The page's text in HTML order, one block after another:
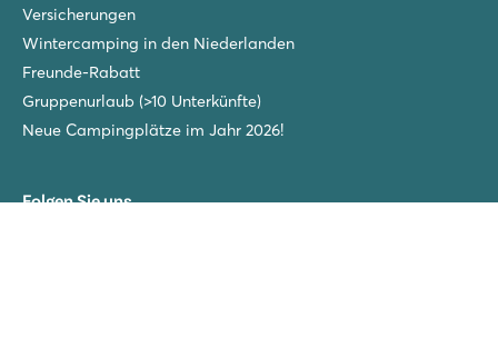
Versicherungen
Wintercamping in den Niederlanden
Freunde-Rabatt
Gruppenurlaub (>10 Unterkünfte)
Neue Campingplätze im Jahr 2026!
Folgen Sie uns